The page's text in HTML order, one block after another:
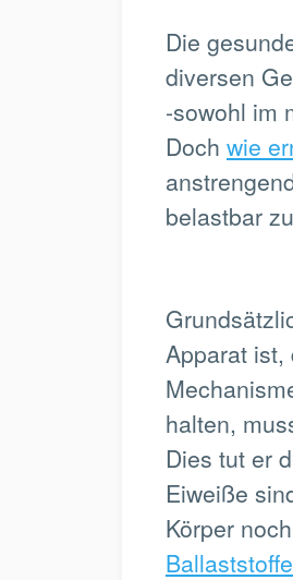
Die
diversen
-sowohl im
Doch wie
belastbar
Apparat ist,
halten,
Dies tut er
Eiweiße
Körper noch